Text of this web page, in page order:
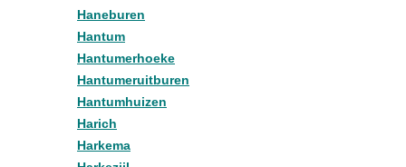
Haneburen
Hantum
Hantumerhoeke
Hantumeruitburen
Hantumhuizen
Harich
Harkema